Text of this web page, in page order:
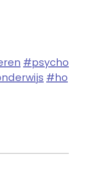
#psycho
#ho